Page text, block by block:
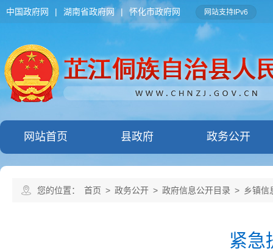
中国政府网 | 湖南省政府网 | 怀化市政府网 网站支持IPv6
网站首页 县政府 政务公开
您的位置： 首页 > 政务公开 > 政府信息公开目录 > 乡镇信
紧急